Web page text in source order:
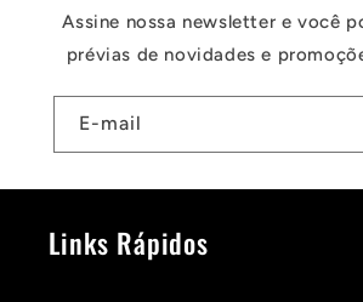
Assine nossa newsletter e você
prévias de novidades e
E-mail
Links Rápidos